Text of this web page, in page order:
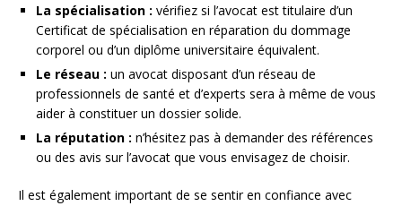
La spécialisation : vérifiez si l’avocat est titulaire d’un
Certificat de spécialisation en réparation du dommage
corporel ou d’un diplôme universitaire équivalent.
Le réseau : un avocat disposant d’un réseau de
professionnels de santé et d’experts sera à même de vous
aider à constituer un dossier solide.
La réputation : n’hésitez pas à demander des références
ou des avis sur l’avocat que vous envisagez de choisir.
Il est également important de se sentir en confiance avec